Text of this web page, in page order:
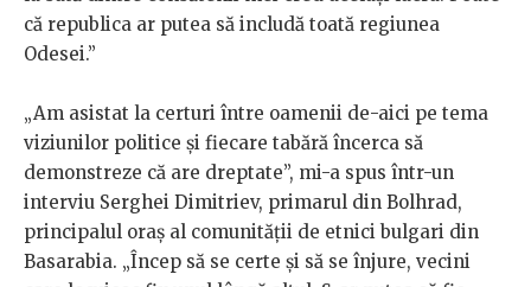
că republica ar putea să includă toată regiunea
Odesei.”
„Am asistat la certuri între oamenii de-aici pe tema
viziunilor politice și fiecare tabără încerca să
demonstreze că are dreptate”, mi-a spus într-un
interviu Serghei Dimitriev, primarul din Bolhrad,
principalul oraș al comunității de etnici bulgari din
Basarabia. „Încep să se certe și să se înjure, vecini